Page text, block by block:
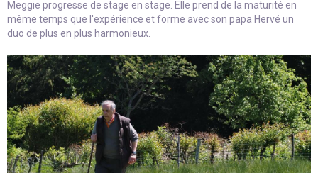
Meggie progresse de stage en stage. Elle prend de la maturité en
même temps que l'expérience et forme avec son papa Hervé un
duo de plus en plus harmonieux.